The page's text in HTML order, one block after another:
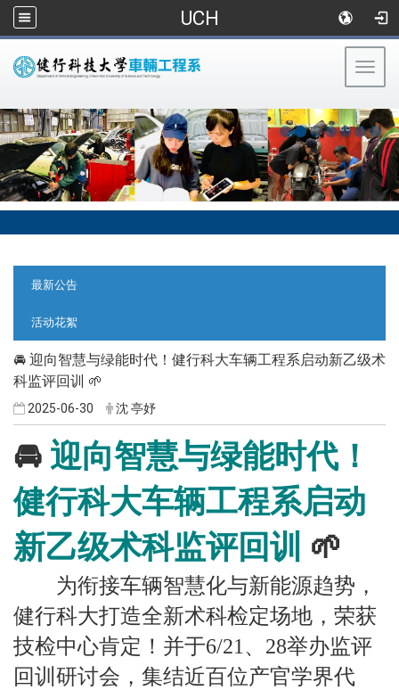
UCH
最新公告
活动花絮
🚘 迎向智慧与绿能时代！健行科大车辆工程系启动新乙级术
科监评回训 🌱
2025-06-30 沈 亭妤
🚘 迎向智慧与绿能时代！
健行科大车辆工程系启动
新乙级术科监评回训 🌱
为衔接车辆智慧化与新能源趋势，
健行科大打造全新术科检定场地，荣获
技检中心肯定！并于6/21、28举办监评
回训研讨会，集结近百位产官学界代